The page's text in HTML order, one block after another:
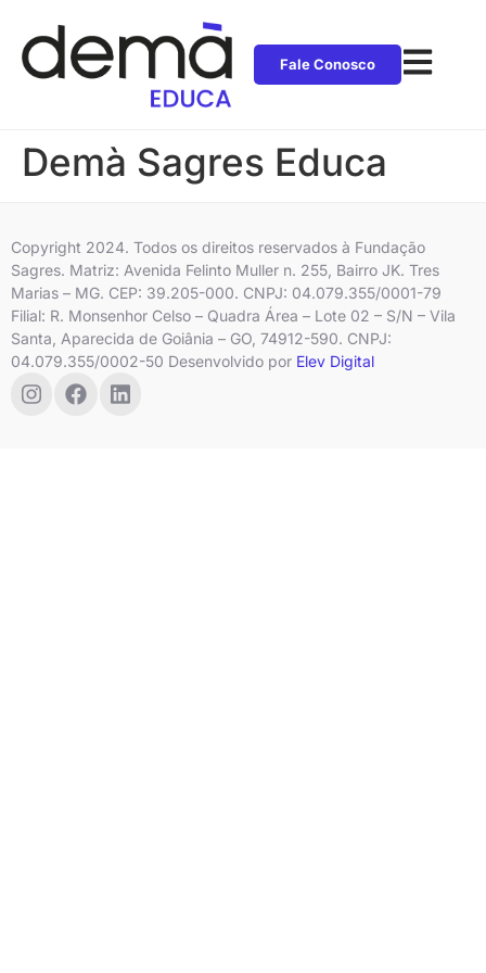
Fale Conosco
Demà Sagres Educa
Copyright 2024. Todos os direitos reservados à Fundação
Sagres. Matriz: Avenida Felinto Muller n. 255, Bairro JK. Tres
Marias – MG. CEP: 39.205-000. CNPJ: 04.079.355/0001-79
Filial: R. Monsenhor Celso – Quadra Área – Lote 02 – S/N – Vila
Santa, Aparecida de Goiânia – GO, 74912-590. CNPJ:
04.079.355/0002-50 Desenvolvido por Elev Digital